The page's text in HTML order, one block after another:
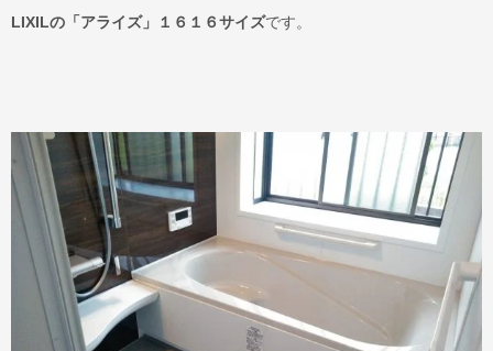
LIXILの「アライズ」１６１６サイズです。